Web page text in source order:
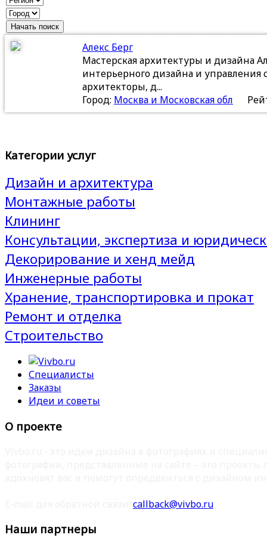
Алекс Берг
Мастерская архитектуры и дизайна
интерьерного дизайна и
архитекторы, д...
Город: Москва и Московская обл
Категории услуг
Дизайн и архитектура
Монтажные работы
Клининг
Консультации, экспертиза и
Декорирование и хенд мейд
Инженерные работы
Хранение, транспортировка и прокат
Ремонт и отделка
Строительство
Специалисты
Заказы
Идеи и советы
О проекте
callback@vivbo.ru
Наши партнеры